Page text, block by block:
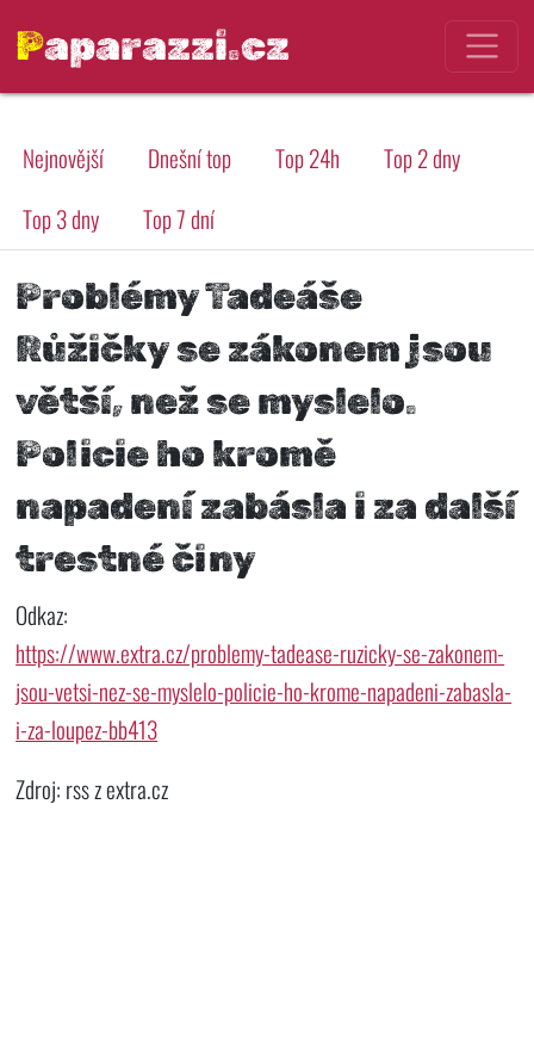
Paparazzi.cz
Nejnovější Dnešní top Top 24h
Top 2 dny
Top 3 dny
Top 7 dní
Problémy Tadeáše
Růžičky se zákonem jsou
větší, než se myslelo.
Policie ho kromě
napadení zabásla i za další
trestné činy
Odkaz:
https://www.extra.cz/problemy-tadease-ruzicky-se-zakonem-
jsou-vetsi-nez-se-myslelo-policie-ho-krome-napadeni-zabasla-
i-za-loupez-bb413
Zdroj: rss z extra.cz